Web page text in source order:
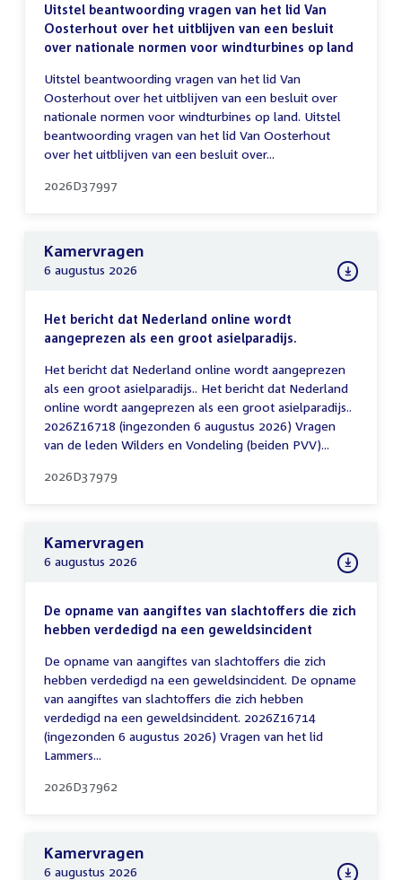
Uitstel beantwoording vragen van het lid Van
Oosterhout over het uitblijven van een besluit
over nationale normen voor windturbines op land
Uitstel beantwoording vragen van het lid Van
Oosterhout over het uitblijven van een besluit over
nationale normen voor windturbines op land. Uitstel
beantwoording vragen van het lid Van Oosterhout
over het uitblijven van een besluit over...
2026D37997
Kamervragen
6 augustus 2026
Het bericht dat Nederland online wordt
aangeprezen als een groot asielparadijs.
Het bericht dat Nederland online wordt aangeprezen
als een groot asielparadijs.. Het bericht dat Nederland
online wordt aangeprezen als een groot asielparadijs..
2026Z16718 (ingezonden 6 augustus 2026) Vragen
van de leden Wilders en Vondeling (beiden PVV)...
2026D37979
Kamervragen
6 augustus 2026
De opname van aangiftes van slachtoffers die zich
hebben verdedigd na een geweldsincident
De opname van aangiftes van slachtoffers die zich
hebben verdedigd na een geweldsincident. De opname
van aangiftes van slachtoffers die zich hebben
verdedigd na een geweldsincident. 2026Z16714
(ingezonden 6 augustus 2026) Vragen van het lid
Lammers...
2026D37962
Kamervragen
6 augustus 2026